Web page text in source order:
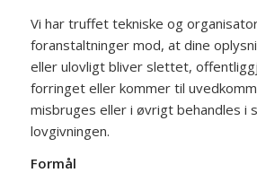
Vi har truffet tekniske og
foranstaltninger mod, at dine
eller ulovligt bliver slettet,
forringet eller kommer til
misbruges eller i øvrigt behandles i
lovgivningen.
Formål